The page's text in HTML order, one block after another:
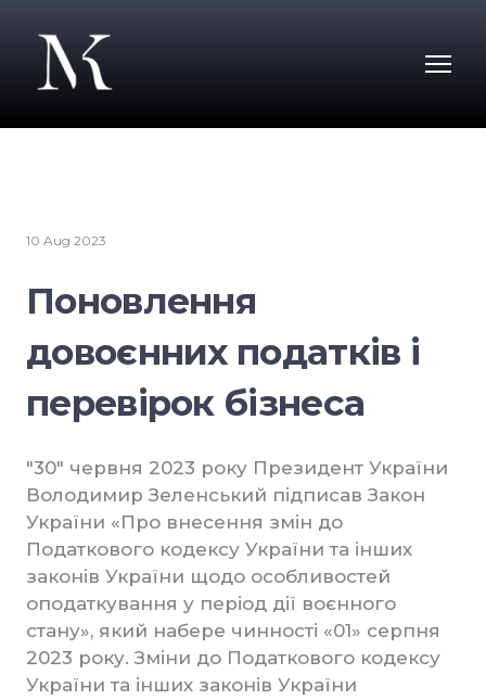
10 Aug 2023
Поновлення
довоєнних податків і
перевірок бізнеса
"30" червня 2023 року Президент України
Володимир Зеленський підписав Закон
України «Про внесення змін до
Податкового кодексу України та інших
законів України щодо особливостей
оподаткування у період дії воєнного
стану», який набере чинності «01» серпня
2023 року. Зміни до Податкового кодексу
України та інших законів України